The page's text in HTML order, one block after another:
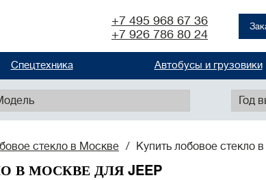
+7 495 968 67 36
+7 926 786 80 24
Спецтехника Автобусы и грузовики
Год
стекло в Москве Купить лобовое стекло
В МОСКВЕ ДЛЯ JEEP